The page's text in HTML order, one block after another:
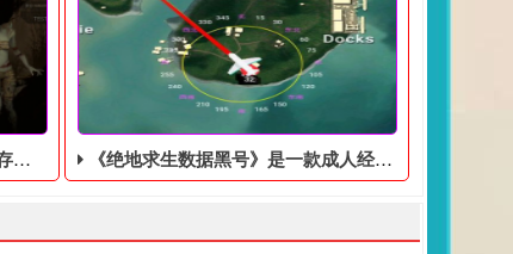
《绝地求生数据黑号》是一款成人经典RPG游戏，由日本独立游戏协会HONEYSOFT出品